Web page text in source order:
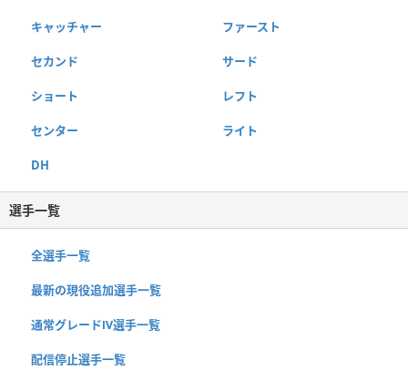
キャッチャー ファースト
セカンド サード
ショート レフト
センター ライト
DH
選手一覧
全選手一覧
最新の現役追加選手一覧
通常グレードⅣ選手一覧
配信停止選手一覧